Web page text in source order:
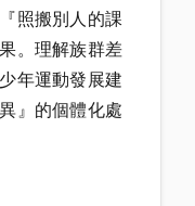
照搬別人的課
。理解族群差
年運動發展建
』的個體化處